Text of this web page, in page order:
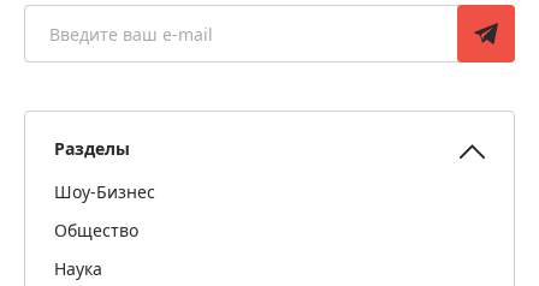
Разделы
Шоу-Бизнес
Общество
Наука